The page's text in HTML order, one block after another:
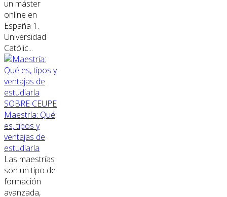
un máster
online en
España 1.
Universidad
Católic...
SOBRE CEUPE
Maestría: Qué
es, tipos y
ventajas de
estudiarla
Las maestrías
son un tipo de
formación
avanzada,